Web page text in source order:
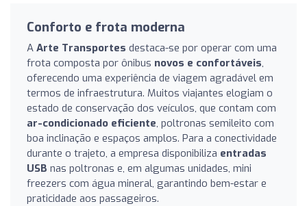
Conforto e frota moderna
A Arte Transportes destaca-se por operar com uma
frota composta por ônibus novos e confortáveis,
oferecendo uma experiência de viagem agradável em
termos de infraestrutura. Muitos viajantes elogiam o
estado de conservação dos veículos, que contam com
ar-condicionado eficiente, poltronas semileito com
boa inclinação e espaços amplos. Para a conectividade
durante o trajeto, a empresa disponibiliza entradas
USB nas poltronas e, em algumas unidades, mini
freezers com água mineral, garantindo bem-estar e
praticidade aos passageiros.